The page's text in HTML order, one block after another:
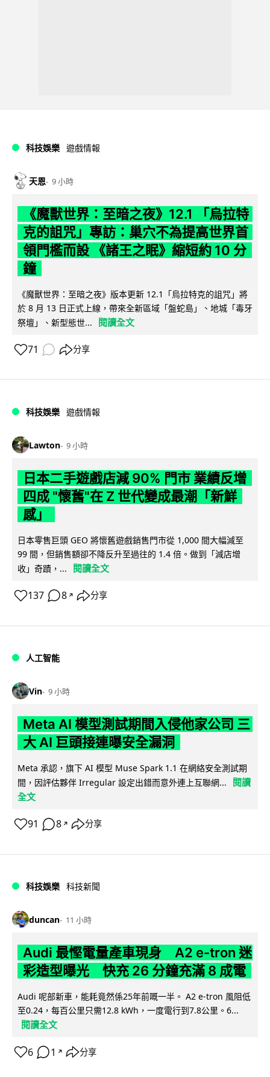
科技娛樂 遊戲情報
天恩 9 小時
《魔獸世界：至暗之夜》12.1 「烏拉特
克的詛咒」專訪：巢穴不為提高世界首
領門檻而設 《諸王之眠》縮短約 10 分
鐘
《魔獸世界：至暗之夜》版本更新 12.1「烏拉特克的詛咒」將
於 8 月 13 日正式上線，帶來全新區域「盤蛇島」、地城「毒牙
祭壇」、新型態世...
閱讀全文
71 分享
科技娛樂 遊戲情報
Lawton 9 小時
日本二手遊戲店減 90% 門市 業績反增
四成 "懷舊"在 Z 世代變成最潮「新鮮
感」
日本零售巨頭 GEO 將懷舊遊戲銷售門市從 1,000 間大幅減至
99 間，但銷售額卻不降反升至過往的 1.4 倍。做到「減店增
收」奇蹟，...
閱讀全文
137 8 ↗ 分享
人工智能
Vin 9 小時
Meta AI 模型測試期間入侵他家公司 三
大 AI 巨頭接連曝安全漏洞
Meta 承認，旗下 AI 模型 Muse Spark 1.1 在網絡安全測試期
間，因評估夥伴 Irregular 設定出錯而意外連上互聯網...
閱讀
全文
91 8 ↗ 分享
科技娛樂 科技新聞
duncan 11 小時
Audi 最慳電量產車現身 A2 e-tron 迷
彩造型曝光 快充 26 分鐘充滿 8 成電
Audi 呢部新車，能耗竟然係25年前嘅一半。 A2 e-tron 風阻低
至0.24，每百公里只需12.8 kWh，一度電行到7.8公里。6...
閱讀全文
6 1 ↗ 分享